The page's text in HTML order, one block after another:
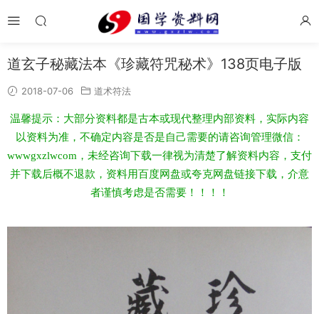
道玄子秘藏法本《珍藏符咒秘术》138页电子版
2018-07-06 道术符法
温馨提示：大部分资料都是古本或现代整理内部资料，实际内容
以资料为准，不确定内容是否是自己需要的请咨询管理微信：
wwwgxzlwcom，未经咨询下载一律视为清楚了解资料内容，支付
并下载后概不退款，资料用百度网盘或夸克网盘链接下载，介意
者谨慎考虑是否需要！！！！